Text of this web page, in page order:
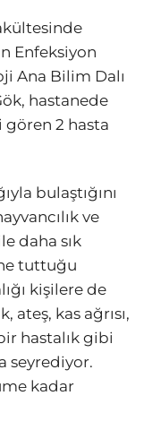
Enfeksiyon
Ana Bilim Dalı
hastanede
gören 2 hasta
bulaştığını
ve
daha sık
tuttuğu
kişilere de
ateş, kas ağrısı,
hastalık gibi
seyrediyor.
kadar